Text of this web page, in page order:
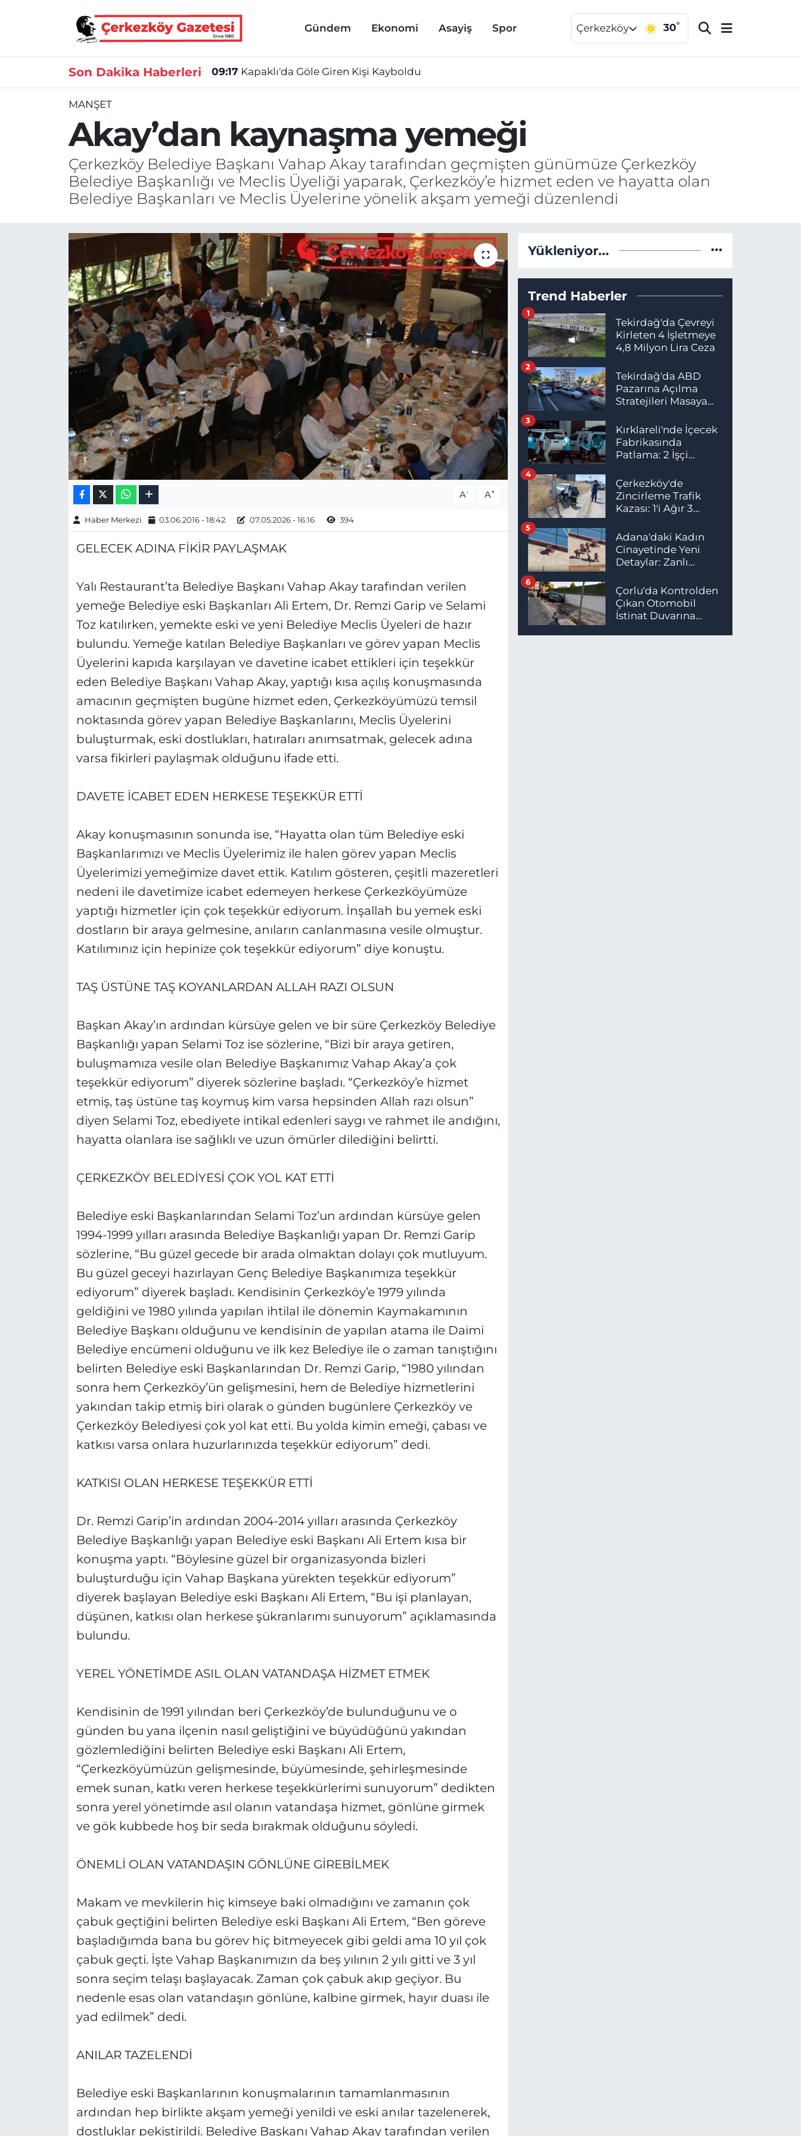
Gündem Ekonomi Asayiş Spor Çerkezköy 30°
Son Dakika Haberleri 09:17 Kapaklı'da Göle Giren Kişi Kayboldu
MANŞET
Akay’dan kaynaşma yemeği
Çerkezköy Belediye Başkanı Vahap Akay tarafından geçmişten günümüze Çerkezköy
Belediye Başkanlığı ve Meclis Üyeliği yaparak, Çerkezköy’e hizmet eden ve hayatta olan
Belediye Başkanları ve Meclis Üyelerine yönelik akşam yemeği düzenlendi
A- A+
Haber Merkezi 03.06.2016 - 18:42 07.05.2026 - 16:16 394
GELECEK ADINA FİKİR PAYLAŞMAK
Yalı Restaurant’ta Belediye Başkanı Vahap Akay tarafından verilen
yemeğe Belediye eski Başkanları Ali Ertem, Dr. Remzi Garip ve Selami
Toz katılırken, yemekte eski ve yeni Belediye Meclis Üyeleri de hazır
bulundu. Yemeğe katılan Belediye Başkanları ve görev yapan Meclis
Üyelerini kapıda karşılayan ve davetine icabet ettikleri için teşekkür
eden Belediye Başkanı Vahap Akay, yaptığı kısa açılış konuşmasında
amacının geçmişten bugüne hizmet eden, Çerkezköyümüzü temsil
noktasında görev yapan Belediye Başkanlarını, Meclis Üyelerini
buluşturmak, eski dostlukları, hatıraları anımsatmak, gelecek adına
varsa fikirleri paylaşmak olduğunu ifade etti.
DAVETE İCABET EDEN HERKESE TEŞEKKÜR ETTİ
Akay konuşmasının sonunda ise, “Hayatta olan tüm Belediye eski
Başkanlarımızı ve Meclis Üyelerimiz ile halen görev yapan Meclis
Üyelerimizi yemeğimize davet ettik. Katılım gösteren, çeşitli mazeretleri
nedeni ile davetimize icabet edemeyen herkese Çerkezköyümüze
yaptığı hizmetler için çok teşekkür ediyorum. İnşallah bu yemek eski
dostların bir araya gelmesine, anıların canlanmasına vesile olmuştur.
Katılımınız için hepinize çok teşekkür ediyorum” diye konuştu.
TAŞ ÜSTÜNE TAŞ KOYANLARDAN ALLAH RAZI OLSUN
Başkan Akay’ın ardından kürsüye gelen ve bir süre Çerkezköy Belediye
Başkanlığı yapan Selami Toz ise sözlerine, “Bizi bir araya getiren,
buluşmamıza vesile olan Belediye Başkanımız Vahap Akay’a çok
teşekkür ediyorum” diyerek sözlerine başladı. “Çerkezköy’e hizmet
etmiş, taş üstüne taş koymuş kim varsa hepsinden Allah razı olsun”
diyen Selami Toz, ebediyete intikal edenleri saygı ve rahmet ile andığını,
hayatta olanlara ise sağlıklı ve uzun ömürler dilediğini belirtti.
ÇERKEZKÖY BELEDİYESİ ÇOK YOL KAT ETTİ
Belediye eski Başkanlarından Selami Toz’un ardından kürsüye gelen
1994-1999 yılları arasında Belediye Başkanlığı yapan Dr. Remzi Garip
sözlerine, “Bu güzel gecede bir arada olmaktan dolayı çok mutluyum.
Bu güzel geceyi hazırlayan Genç Belediye Başkanımıza teşekkür
ediyorum” diyerek başladı. Kendisinin Çerkezköy’e 1979 yılında
geldiğini ve 1980 yılında yapılan ihtilal ile dönemin Kaymakamının
Belediye Başkanı olduğunu ve kendisinin de yapılan atama ile Daimi
Belediye encümeni olduğunu ve ilk kez Belediye ile o zaman tanıştığını
belirten Belediye eski Başkanlarından Dr. Remzi Garip, “1980 yılından
sonra hem Çerkezköy’ün gelişmesini, hem de Belediye hizmetlerini
yakından takip etmiş biri olarak o günden bugünlere Çerkezköy ve
Çerkezköy Belediyesi çok yol kat etti. Bu yolda kimin emeği, çabası ve
katkısı varsa onlara huzurlarınızda teşekkür ediyorum” dedi.
KATKISI OLAN HERKESE TEŞEKKÜR ETTİ
Dr. Remzi Garip’in ardından 2004-2014 yılları arasında Çerkezköy
Belediye Başkanlığı yapan Belediye eski Başkanı Ali Ertem kısa bir
konuşma yaptı. “Böylesine güzel bir organizasyonda bizleri
buluşturduğu için Vahap Başkana yürekten teşekkür ediyorum”
diyerek başlayan Belediye eski Başkanı Ali Ertem, “Bu işi planlayan,
düşünen, katkısı olan herkese şükranlarımı sunuyorum” açıklamasında
bulundu.
YEREL YÖNETİMDE ASIL OLAN VATANDAŞA HİZMET ETMEK
Kendisinin de 1991 yılından beri Çerkezköy’de bulunduğunu ve o
günden bu yana ilçenin nasıl geliştiğini ve büyüdüğünü yakından
gözlemlediğini belirten Belediye eski Başkanı Ali Ertem,
“Çerkezköyümüzün gelişmesinde, büyümesinde, şehirleşmesinde
emek sunan, katkı veren herkese teşekkürlerimi sunuyorum” dedikten
sonra yerel yönetimde asıl olanın vatandaşa hizmet, gönlüne girmek
ve gök kubbede hoş bir seda bırakmak olduğunu söyledi.
ÖNEMLİ OLAN VATANDAŞIN GÖNLÜNE GİREBİLMEK
Makam ve mevkilerin hiç kimseye baki olmadığını ve zamanın çok
çabuk geçtiğini belirten Belediye eski Başkanı Ali Ertem, “Ben göreve
başladığımda bana bu görev hiç bitmeyecek gibi geldi ama 10 yıl çok
çabuk geçti. İşte Vahap Başkanımızın da beş yılının 2 yılı gitti ve 3 yıl
sonra seçim telaşı başlayacak. Zaman çok çabuk akıp geçiyor. Bu
nedenle esas olan vatandaşın gönlüne, kalbine girmek, hayır duası ile
yad edilmek” dedi.
ANILAR TAZELENDİ
Belediye eski Başkanlarının konuşmalarının tamamlanmasının
ardından hep birlikte akşam yemeği yenildi ve eski anılar tazelenerek,
dostluklar pekiştirildi. Belediye Başkanı Vahap Akay tarafından verilen
Yükleniyor...
Trend Haberler
Tekirdağ'da Çevreyi
Kirleten 4 İşletmeye
4,8 Milyon Lira Ceza
1
Tekirdağ'da ABD
Pazarına Açılma
Stratejileri Masaya
2
Kırklareli'nde İçecek
Fabrikasında
Patlama: 2 İşçi
3
Çerkezköy'de
Zincirleme Trafik
Kazası: 1'i Ağır 3
4
Adana'daki Kadın
Cinayetinde Yeni
Detaylar: Zanlı
Yakalandı
5
Çorlu'da Kontrolden
Çıkan Otomobil
İstinat Duvarına
6
Ekonomi
Gündem
Kültür&Sanat
Manşet
Gizlilik Sözleşmesi
İletişim
Künye
Topluluk Kuralları
Yayın İlkeleri
Tekirdağ Nöbetçi Eczaneler
Tekirdağ Hava Durumu
Tekirdağ Namaz Vakitleri
Tekirdağ Trafik Yoğunluk Haritası
Süper Lig Puan Durumu ve Fikstür
Tüm Manşetler